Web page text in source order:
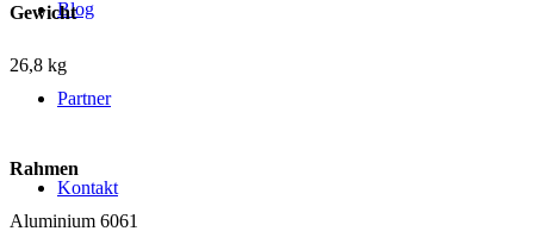
Blog
Partner
Kontakt
Gewicht
26,8 kg
Rahmen
Aluminium 6061